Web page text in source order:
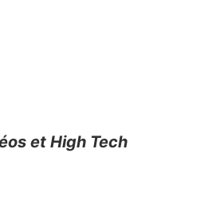
et High Tech